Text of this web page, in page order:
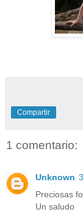
Compartir
1 comentario:
Unknown
Preciosas
Un saludo